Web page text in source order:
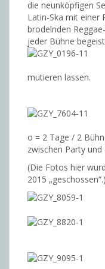
die neunköpfigen
Latin-Ska mit einer
brodelnden
jeder Bühne
mutieren lassen.
o = 2 Tage / 2
zwischen Party
(Die Fotos hier
2015 „geschossen“.)